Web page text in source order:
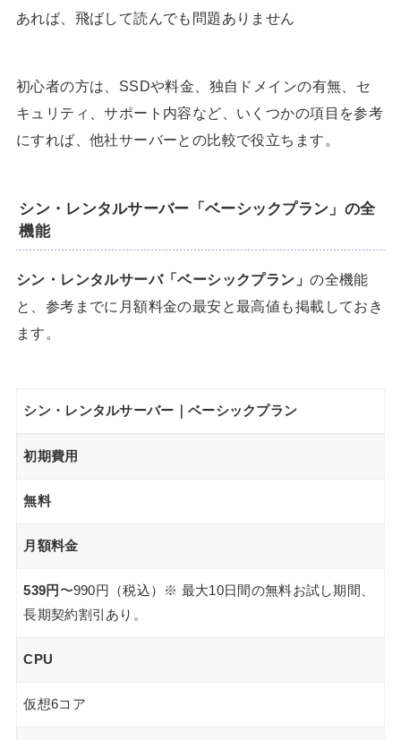
あれば、飛ばして読んでも問題ありません
初心者の方は、SSDや料金、独自ドメインの有無、セ
キュリティ、サポート内容など、いくつかの項目を参考
にすれば、他社サーバーとの比較で役立ちます。
シン・レンタルサーバー「ベーシックプラン」の全
機能
シン・レンタルサーバ「ベーシックプラン」の全機能
と、参考までに月額料金の最安と最高値も掲載しておき
ます。
シン・レンタルサーバー｜ベーシックプラン
初期費用
無料
月額料金
539円 〜990円（税込）※ 最大10日間の無料お試し期間、
長期契約割引あり。
CPU
仮想6コア